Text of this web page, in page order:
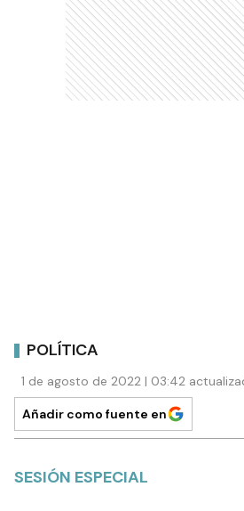
POLÍTICA
1 de agosto de 2022 | 03:42
Añadir como fuente en
SESIÓN ESPECIAL